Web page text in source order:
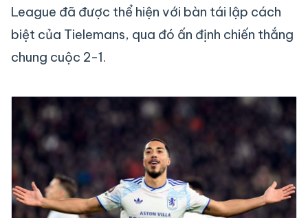
League đã được thể hiện với bàn tái lập cách
biệt của Tielemans, qua đó ấn định chiến thắng
chung cuộc 2-1.